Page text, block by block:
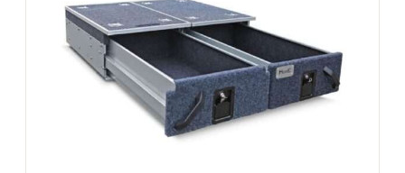
product
page